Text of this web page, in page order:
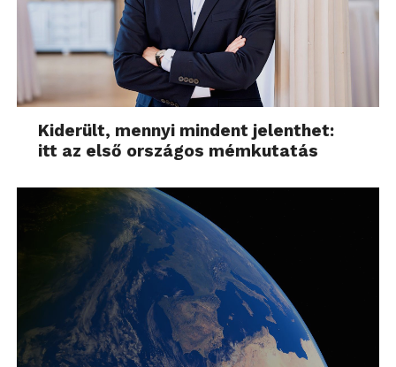
Kiderült, mennyi mindent jelenthet:
itt az első országos mémkutatás